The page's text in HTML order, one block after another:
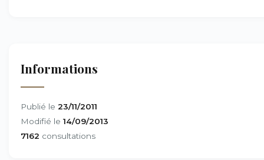
Informations
Publié le 23/11/2011
Modifié le 14/09/2013
7162 consultations